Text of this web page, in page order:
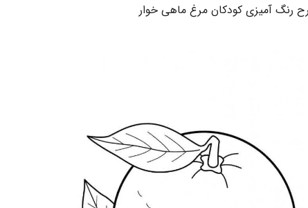
رنگ آمیزی کودکان مرغ ماهی خوار